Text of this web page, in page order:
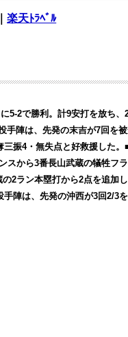
｜楽天ﾄﾗﾍﾞﾙ
5-2で勝利。計9安打を放ち
手陣は、先発の末吉が7回を
振4・無失点と好救援した
スから3番長山武蔵の犠牲フ
2ラン本塁打から2点を追加
陣は、先発の沖西が3回2/3